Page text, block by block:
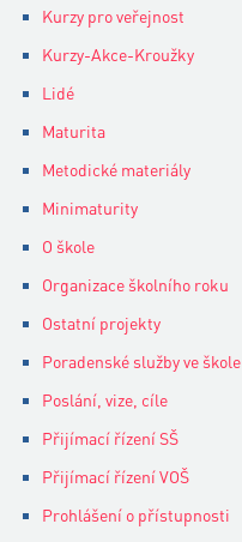
Kurzy pro veřejnost
Kurzy-Akce-Kroužky
Lidé
Maturita
Metodické materiály
Minimaturity
O škole
Organizace školního roku
Ostatní projekty
Poradenské služby ve škole
Poslání, vize, cíle
Přijímací řízení SŠ
Přijímací řízení VOŠ
Prohlášení o přístupnosti